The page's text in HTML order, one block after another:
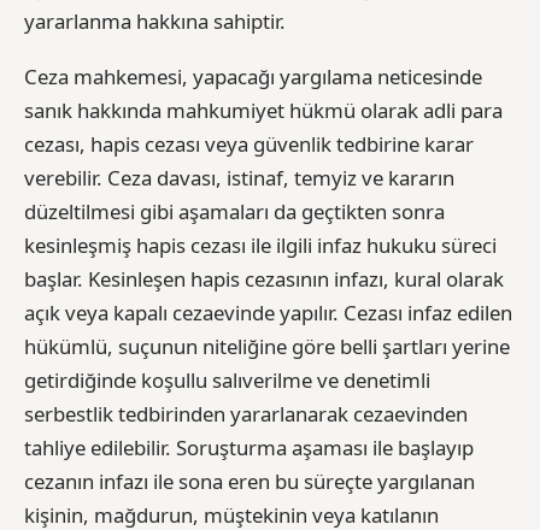
yararlanma hakkına sahiptir.
Ceza mahkemesi, yapacağı yargılama neticesinde
sanık hakkında mahkumiyet hükmü olarak adli para
cezası, hapis cezası veya güvenlik tedbirine karar
verebilir. Ceza davası, istinaf, temyiz ve kararın
düzeltilmesi gibi aşamaları da geçtikten sonra
kesinleşmiş hapis cezası ile ilgili infaz hukuku süreci
başlar. Kesinleşen hapis cezasının infazı, kural olarak
açık veya kapalı cezaevinde yapılır. Cezası infaz edilen
hükümlü, suçunun niteliğine göre belli şartları yerine
getirdiğinde koşullu salıverilme ve denetimli
serbestlik tedbirinden yararlanarak cezaevinden
tahliye edilebilir. Soruşturma aşaması ile başlayıp
cezanın infazı ile sona eren bu süreçte yargılanan
kişinin, mağdurun, müştekinin veya katılanın